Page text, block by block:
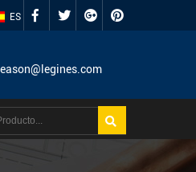
ES
eason@legines.com